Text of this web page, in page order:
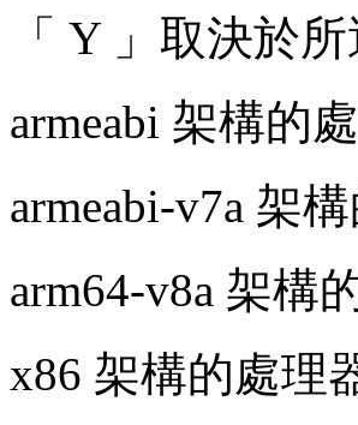
「 Y 」取決於
armeabi 架構的
armeabi-v7a 架
arm64-v8a 架構
x86 架構的處理